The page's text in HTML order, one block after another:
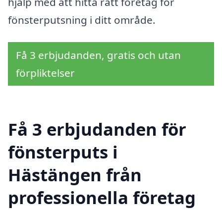
fönsterputsning i ditt område.
Få 3 erbjudanden, gratis och utan
förpliktelser
Få 3 erbjudanden för
fönsterputs i
Hästängen från
professionella företag